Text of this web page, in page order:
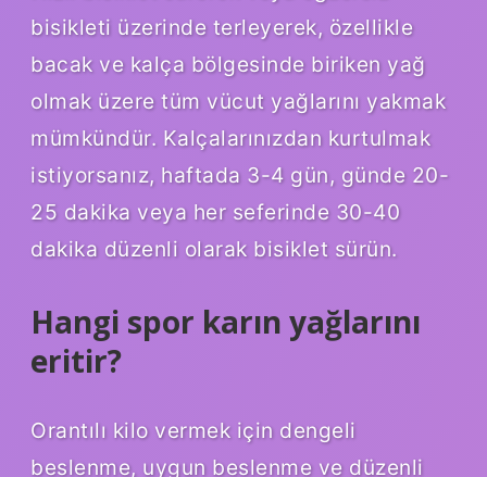
bisikleti üzerinde terleyerek, özellikle
bacak ve kalça bölgesinde biriken yağ
olmak üzere tüm vücut yağlarını yakmak
mümkündür. Kalçalarınızdan kurtulmak
istiyorsanız, haftada 3-4 gün, günde 20-
25 dakika veya her seferinde 30-40
dakika düzenli olarak bisiklet sürün.
Hangi spor karın yağlarını
eritir?
Orantılı kilo vermek için dengeli
beslenme, uygun beslenme ve düzenli